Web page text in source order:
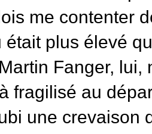
me contenter
était plus élevé
Fanger, lui,
fragilisé au
une crevaison